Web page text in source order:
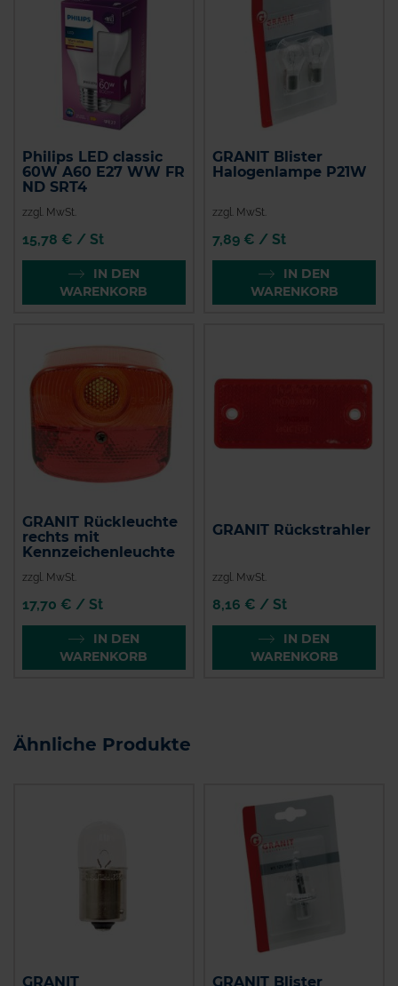
Philips LED classic
60W A60 E27 WW FR
ND SRT4
zzgl. MwSt.
15,78 € / St
IN DEN
WARENKORB
GRANIT Blister
Halogenlampe P21W
zzgl. MwSt.
7,89 € / St
IN DEN
WARENKORB
GRANIT Rückleuchte
rechts mit
Kennzeichenleuchte
zzgl. MwSt.
17,70 € / St
IN DEN
WARENKORB
GRANIT Rückstrahler
zzgl. MwSt.
8,16 € / St
IN DEN
WARENKORB
Ähnliche Produkte
GRANIT
GRANIT Blister